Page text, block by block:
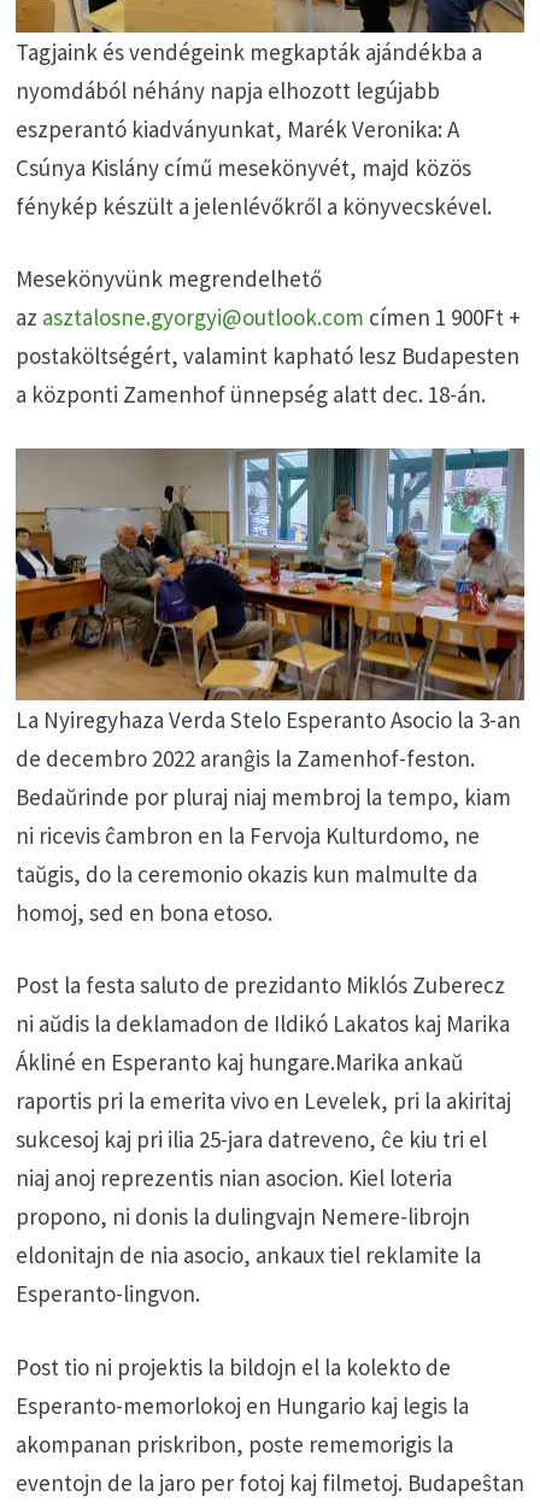
Tagjaink és vendégeink megkapták ajándékba a
nyomdából néhány napja elhozott legújabb
eszperantó kiadványunkat, Marék Veronika: A
Csúnya Kislány című mesekönyvét, majd közös
fénykép készült a jelenlévőkről a könyvecskével.
Mesekönyvünk megrendelhető
az asztalosne.gyorgyi@outlook.com címen 1 900Ft +
postaköltségért, valamint kapható lesz Budapesten
a központi Zamenhof ünnepség alatt dec. 18-án.
La Nyiregyhaza Verda Stelo Esperanto Asocio la 3-an
de decembro 2022 aranĝis la Zamenhof-feston.
Bedaŭrinde por pluraj niaj membroj la tempo, kiam
ni ricevis ĉambron en la Fervoja Kulturdomo, ne
taŭgis, do la ceremonio okazis kun malmulte da
homoj, sed en bona etoso.
Post la festa saluto de prezidanto Miklós Zuberecz
ni aŭdis la deklamadon de Ildikó Lakatos kaj Marika
Ákliné en Esperanto kaj hungare.Marika ankaŭ
raportis pri la emerita vivo en Levelek, pri la akiritaj
sukcesoj kaj pri ilia 25-jara datreveno, ĉe kiu tri el
niaj anoj reprezentis nian asocion. Kiel loteria
propono, ni donis la dulingvajn Nemere-librojn
eldonitajn de nia asocio, ankaux tiel reklamite la
Esperanto-lingvon.
Post tio ni projektis la bildojn el la kolekto de
Esperanto-memorlokoj en Hungario kaj legis la
akompanan priskribon, poste rememorigis la
eventojn de la jaro per fotoj kaj filmetoj. Budapeŝtan